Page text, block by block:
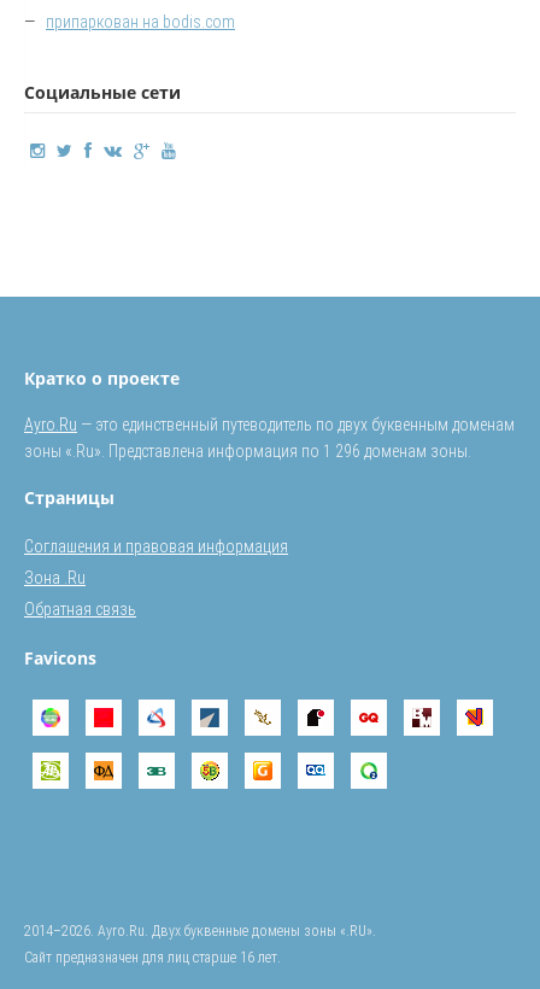
— припаркован на bodis.com
Социальные сети
Кратко о проекте
Ayro.Ru — это единственный путеводитель по двух буквенным доменам
зоны «.Ru». Представлена информация по 1 296 доменам зоны.
Страницы
Соглашения и правовая информация
Зона .Ru
Обратная связь
Favicons
2014–2026. Ayro.Ru. Двух буквенные домены зоны «.RU».
Сайт предназначен для лиц старше 16 лет.